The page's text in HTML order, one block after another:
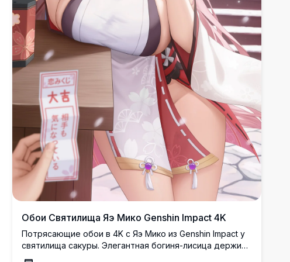
Обои Святилища Яэ Мико Genshin Impact 4K
Потрясающие обои в 4K с Яэ Мико из Genshin Impact у
святилища сакуры. Элегантная богиня-лисица держит
дощечку эма с мерцающими фиолетовыми глазами,